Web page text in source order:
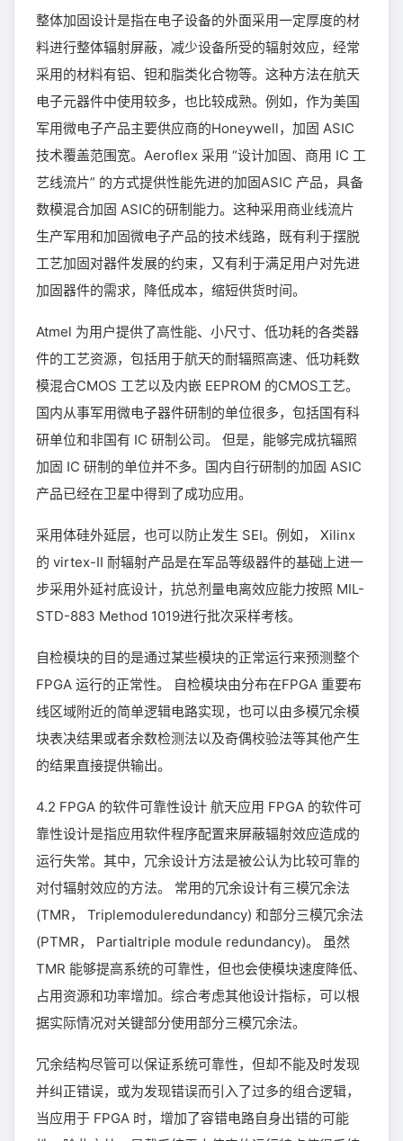
整体加固设计是指在电子设备的外面采用一定厚度的材
料进行整体辐射屏蔽，减少设备所受的辐射效应，经常
采用的材料有铝、钽和脂类化合物等。这种方法在航天
电子元器件中使用较多，也比较成熟。例如，作为美国
军用微电子产品主要供应商的Honeywell，加固 ASIC
技术覆盖范围宽。Aeroflex 采用 “设计加固、商用 IC 工
艺线流片” 的方式提供性能先进的加固ASIC 产品，具备
数模混合加固 ASIC的研制能力。这种采用商业线流片
生产军用和加固微电子产品的技术线路，既有利于摆脱
工艺加固对器件发展的约束，又有利于满足用户对先进
加固器件的需求，降低成本，缩短供货时间。
Atmel 为用户提供了高性能、小尺寸、低功耗的各类器
件的工艺资源，包括用于航天的耐辐照高速、低功耗数
模混合CMOS 工艺以及内嵌 EEPROM 的CMOS工艺。
国内从事军用微电子器件研制的单位很多，包括国有科
研单位和非国有 IC 研制公司。 但是，能够完成抗辐照
加固 IC 研制的单位并不多。国内自行研制的加固 ASIC
产品已经在卫星中得到了成功应用。
采用体硅外延层，也可以防止发生 SEI。例如， Xilinx
的 virtex-II 耐辐射产品是在军品等级器件的基础上进一
步采用外延衬底设计，抗总剂量电离效应能力按照 MIL-
STD-883 Method 1019进行批次采样考核。
自检模块的目的是通过某些模块的正常运行来预测整个
FPGA 运行的正常性。 自检模块由分布在FPGA 重要布
线区域附近的简单逻辑电路实现，也可以由多模冗余模
块表决结果或者余数检测法以及奇偶校验法等其他产生
的结果直接提供输出。
4.2 FPGA 的软件可靠性设计 航天应用 FPGA 的软件可
靠性设计是指应用软件程序配置来屏蔽辐射效应造成的
运行失常。其中，冗余设计方法是被公认为比较可靠的
对付辐射效应的方法。 常用的冗余设计有三模冗余法
(TMR， Triplemoduleredundancy) 和部分三模冗余法
(PTMR， Partialtriple module redundancy)。 虽然
TMR 能够提高系统的可靠性，但也会使模块速度降低、
占用资源和功率增加。综合考虑其他设计指标，可以根
据实际情况对关键部分使用部分三模冗余法。
冗余结构尽管可以保证系统可靠性，但却不能及时发现
并纠正错误，或为发现错误而引入了过多的组合逻辑，
当应用于 FPGA 时，增加了容错电路自身出错的可能